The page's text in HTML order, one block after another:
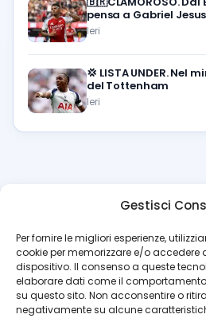
Gestisci
Per fornire le migliori esperienze,
cookie per memorizzare e/o accedere
dispositivo. Il consenso a queste
elaborare dati come il
su questo sito. Non acconsentire o
negativamente su alcune
pensa a Gabriel
Ieri
💢 LISTA UNDER. Nel
del Tottenham
Ieri
azzurrissimo.it
Il blog di riferimento per i tifosi del
pagelle e calciomercato. Testata
al Tribunale di Napoli (n. 48 dell’08/10/
Perillo